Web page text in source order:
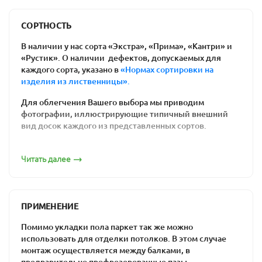
простудятся, резвясь на полу. Возникновение
не грозит.
Соблюдение экологических требований к
материалам отделки внутри помещений.
Доска состоит целиком из натуральной
древесины.
Простота ремонта напольного покрытия: вам
новые.
дорогим, чем половая доска из предлагаемых
нами пород древесины. Встречаются и
уникальные по стоимости товары -дешевая
паркетная досказа счет низкого сорта. При
СОРТНОСТЬ
В наличии у нас сорта «Экстра», «Прима», «Кантри» и
«Рустик». О наличии дефектов, допускаемых для
каждого сорта, указано в«Нормах сортировки на
изделия из лиственницы».
Для облегчения Вашего выбора мы приводим
фотографии, иллюстрирующие типичный внешний
вид досок каждого из представленных сортов.
Читать далее
ПРИМЕНЕНИЕ
Помимо укладки пола паркет так же можно
использовать для отделки потолков. В этом случае
монтаж осуществляется между балками, в